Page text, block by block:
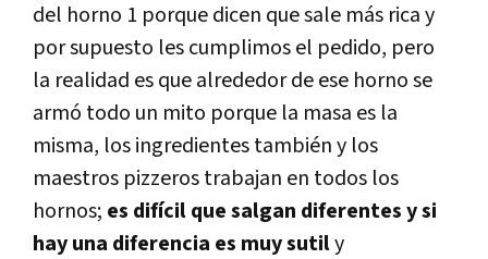
del horno 1 porque dicen que sale más rica y
por supuesto les cumplimos el pedido, pero
la realidad es que alrededor de ese horno se
armó todo un mito porque la masa es la
misma, los ingredientes también y los
maestros pizzeros trabajan en todos los
hornos; es difícil que salgan diferentes y si
hay una diferencia es muy sutily